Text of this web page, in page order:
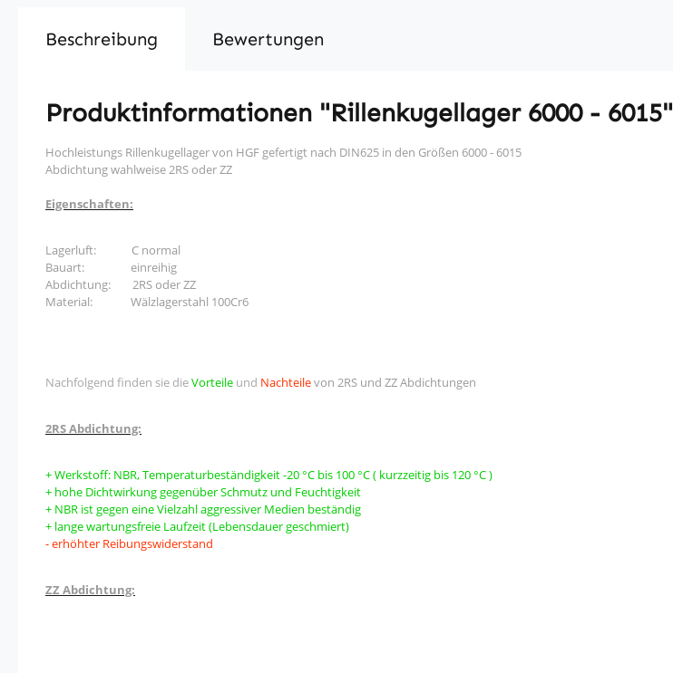
Beschreibung Bewertungen
Produktinformationen "Rillenkugellager 6000 - 6015"
Hochleistungs Rillenkugellager von HGF gefertigt nach DIN625 in den Größen 6000 - 6015
Abdichtung wahlweise 2RS oder ZZ
Eigenschaften:
Lagerluft: C normal
Bauart: einreihig
Abdichtung: 2RS oder ZZ
Material: Wälzlagerstahl 100Cr6
Nachfolgend finden sie dieVorteile und Nachteilevon 2RS und ZZ Abdichtungen
2RS Abdichtung:
+ Werkstoff: NBR, Temperaturbeständigkeit -20 °C bis 100 °C ( kurzzeitig bis 120 °C )
+ hohe Dichtwirkung gegenüber Schmutz und Feuchtigkeit
+ NBR ist gegen eine Vielzahl aggressiver Medien beständig
+ lange wartungsfreie Laufzeit (Lebensdauer geschmiert)
- erhöhter Reibungswiderstand
ZZ Abdichtung: